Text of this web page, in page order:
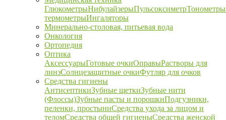
ГлюкометрыНибулайзерыПульсоксиметрТонометры
термометрыИнгаляторы
Минерально-столовая, питьевая вода
Онкология
Ортопедия
Оптика
АксессуарыГотовые очкиОправыРастворы для
линзСолнцезащитные очкиФутляр для очков
Средства гигиены
АнтисептикиЗубные щеткиЗубные нити
(Флоссы)Зубные пасты и порошкиПодгузники,
пеленки, простыниСредства ухода за лицом и
теломСредства общей гигиеныСредства женской